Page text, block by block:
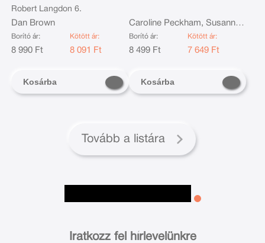
Robert Langdon 6.
Dan Brown
Borító ár:
8 990 Ft
Kötött ár:
8 091 Ft
Kosárba
Caroline Peckham, Susanne
Valenti
Borító ár:
8 499 Ft
Kötött ár:
7 649 Ft
Kosárba
Tovább a listára
Iratkozz fel hírlevelünkre